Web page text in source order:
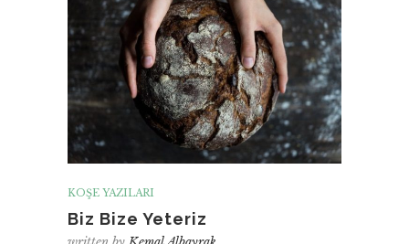
KÖŞE YAZILARI
Biz Bize Yeteriz